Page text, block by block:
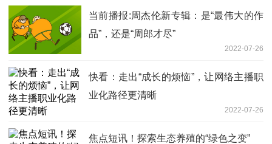
当前播报:周杰伦新专辑：是“最伟大的作
品”，还是“周郎才尽”
2022-07-26
快看：走出“成长的烦恼”，让网络主播职
业化路径更清晰
2022-07-26
焦点短讯！探索生态养殖的“绿色之变”